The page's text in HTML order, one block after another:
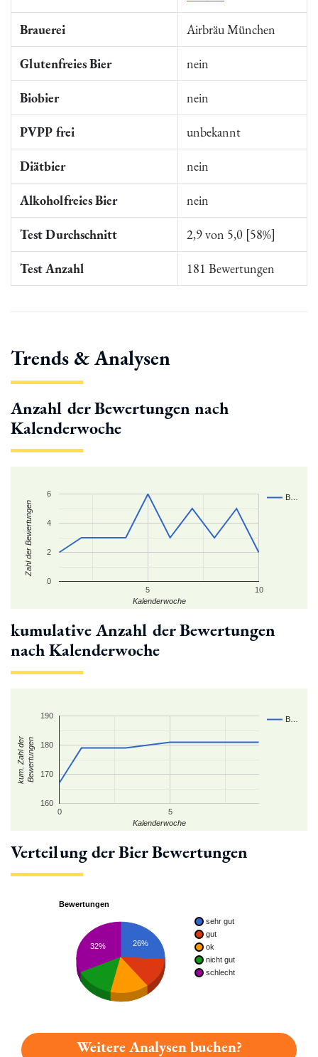
Brauerei Airbräu München
Glutenfreies Bier nein
Biobier nein
PVPP frei unbekannt
Diätbier nein
Alkoholfreies Bier nein
Test Durchschnitt 2,9 von 5,0 [58%]
Test Anzahl 181 Bewertungen
Trends & Analysen
Anzahl der Bewertungen nach
Kalenderwoche
B…
5 10
0
2
4
6
Kalenderwoche
Zahl der Bewertungen
kumulative Anzahl der Bewertungen
nach Kalenderwoche
B…
0 5
160
170
180
190
Kalenderwoche
kum. Zahl derBewertungen
Verteilung der Bier Bewertungen
Bewertungen
sehr gut
gut
ok
nicht gut
schlecht
26%
32%
Weitere Analysen buchen?